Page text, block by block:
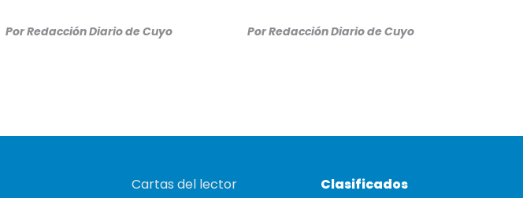
PorRedacción Diario de Cuyo PorRedacción Diario de Cuyo
Cartas del lector
Clasificados